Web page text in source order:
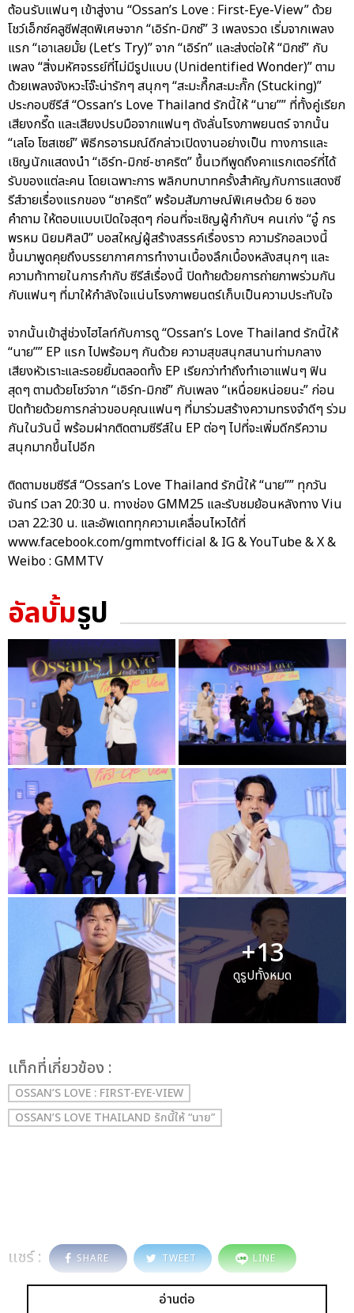
ต้อนรับแฟนๆ เข้าสู่งาน “Ossan’s Love : First-Eye-View” ด้วย
โชว์เอ็กซ์คลูซีฟสุดพิเศษจาก “เอิร์ท-มิกซ์” 3 เพลงรวด เริ่มจากเพลง
แรก “เอาเลยมั้ย (Let’s Try)” จาก “เอิร์ท” และส่งต่อให้ “มิกซ์” กับ
เพลง “สิ่งมหัศจรรย์ที่ไม่มีรูปแบบ (Unidentified Wonder)” ตาม
ด้วยเพลงจังหวะโจ๊ะน่ารักๆ สนุกๆ “สะมะกึ๊กสะมะกั๊ก (Stucking)”
ประกอบซีรีส์ “Ossan’s Love Thailand รักนี้ให้ “นาย”” ที่ทั้งคู่เรียก
เสียงกรี๊ด และเสียงปรบมือจากแฟนๆ ดังลั่นโรงภาพยนตร์ จากนั้น
“เลโอ โซสเซย์” พิธีกรอารมณ์ดีกล่าวเปิดงานอย่างเป็น ทางการและ
เชิญนักแสดงนำ “เอิร์ท-มิกซ์-ชาคริต” ขึ้นเวทีพูดถึงคาแรกเตอร์ที่ได้
รับของแต่ละคน โดยเฉพาะการ พลิกบทบาทครั้งสำคัญกับการแสดงซี
รีส์วายเรื่องแรกของ “ชาคริต” พร้อมสัมภาษณ์พิเศษด้วย 6 ซอง
คำถาม ให้ตอบแบบเปิดใจสุดๆ ก่อนที่จะเชิญผู้กำกับฯ คนเก่ง “อู๋ กร
พรหม นิยมศิลป์” บอสใหญ่ผู้สร้างสรรค์เรื่องราว ความรักอลเวงนี้
ขึ้นมาพูดคุยถึงบรรยากาศการทำงานเบื้องลึกเบื้องหลังสนุกๆ และ
ความท้าทายในการกำกับ ซีรีส์เรื่องนี้ ปิดท้ายด้วยการถ่ายภาพร่วมกัน
กับแฟนๆ ที่มาให้กำลังใจแน่นโรงภาพยนตร์เก็บเป็นความประทับใจ
จากนั้นเข้าสู่ช่วงไฮไลท์กับการดู “Ossan’s Love Thailand รักนี้ให้
“นาย”” EP แรก ไปพร้อมๆ กันด้วย ความสุขสนุกสนานท่ามกลาง
เสียงหัวเราะและรอยยิ้มตลอดทั้ง EP เรียกว่าทำถึงทำเอาแฟนๆ ฟิน
สุดๆ ตามด้วยโชว์จาก “เอิร์ท-มิกซ์” กับเพลง “เหนื่อยหน่อยนะ” ก่อน
ปิดท้ายด้วยการกล่าวขอบคุณแฟนๆ ที่มาร่วมสร้างความทรงจำดีๆ ร่วม
กันในวันนี้ พร้อมฝากติดตามซีรีส์ใน EP ต่อๆ ไปที่จะเพิ่มดีกรีความ
สนุกมากขึ้นไปอีก
ติดตามชมซีรีส์ “Ossan’s Love Thailand รักนี้ให้ “นาย”” ทุกวัน
จันทร์ เวลา 20:30 น. ทางช่อง GMM25 และรับชมย้อนหลังทาง Viu
เวลา 22:30 น. และอัพเดททุกความเคลื่อนไหวได้ที่
www.facebook.com/gmmtvofficial & IG & YouTube & X &
Weibo : GMMTV
อัลบั้มรูป
+13
ดูรูปทั้งหมด
เเท็กที่เกี่ยวข้อง :
OSSAN’S LOVE : FIRST-EYE-VIEW
OSSAN’S LOVE THAILAND รักนี้ให้ “นาย”
แชร์ : SHARE TWEET LINE
อ่านต่อ